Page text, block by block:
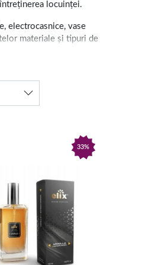
locuinței.
electrocasnice, vase
materiale și tipuri de
pentru vase,
Selecția
ele, iar produsele
33%